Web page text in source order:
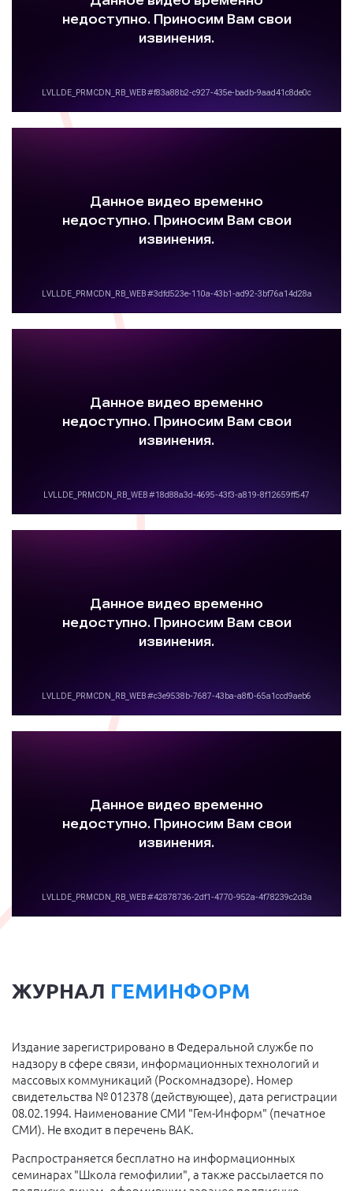
ЖУРНАЛ ГЕМИНФОРМ
Издание зарегистрировано в Федеральной службе по
надзору в сфере связи, информационных технологий и
массовых коммуникаций (Роскомнадзоре). Номер
свидетельства № 012378 (действующее), дата регистрации
08.02.1994. Наименование СМИ "Гем-Информ" (печатное
СМИ). Не входит в перечень ВАК.
Распространяется бесплатно на информационных
семинарах "Школа гемофилии", а также рассылается по